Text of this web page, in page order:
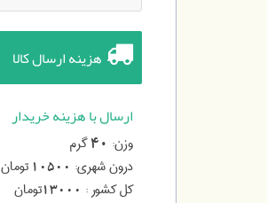
هزینه ارسال کالا
ارسال با هزینه خریدار
وزن:
گرم
درون شهری: 10500 تومان
کل کشور : 13000تومان